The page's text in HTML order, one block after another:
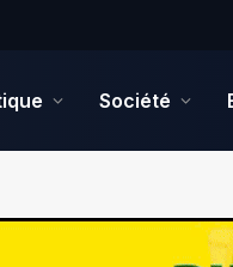
Société